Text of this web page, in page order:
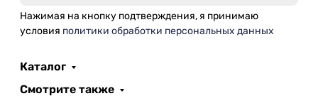
Нажимая на кнопку подтверждения, я принимаю
условия политики обработки персональных данных
Каталог
Смотрите также